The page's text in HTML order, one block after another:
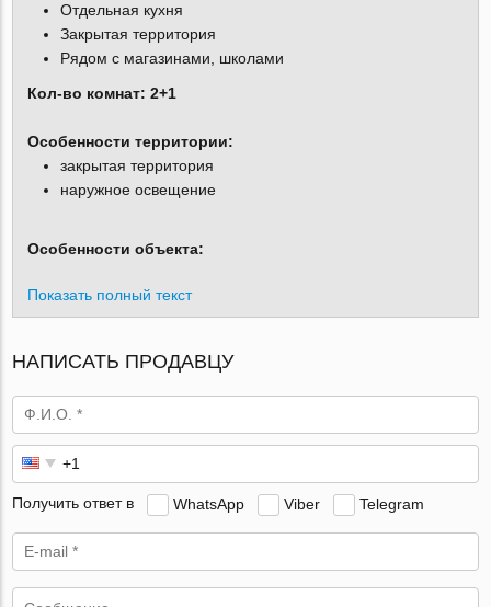
Отдельная кухня
Закрытая территория
Рядом с магазинами, школами
Кол-во комнат: 2+1
Особенности территории:
закрытая территория
наружное освещение
Особенности объекта:
Показать полный текст
НАПИСАТЬ ПРОДАВЦУ
Получить ответ в WhatsApp Viber Telegram